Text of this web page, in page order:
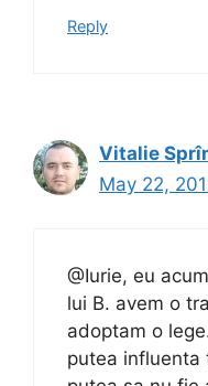
Reply
Vitalie
May 22,
@Iurie, eu
lui B. avem o
adoptam o
putea